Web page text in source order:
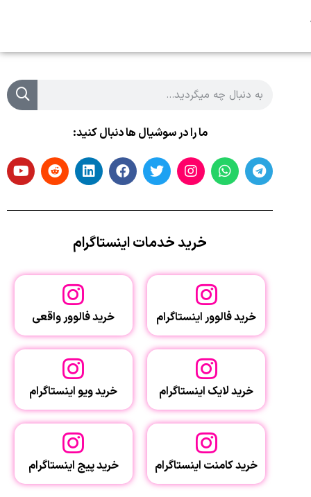
ما را در سوشیال ها دنبال کنید:
خرید خدمات اینستاگرام
خرید فالوور اینستاگرام خرید فالوور واقعی
خرید لایک اینستاگرام خرید ویو اینستاگرام
خرید کامنت اینستاگرام خرید پیج اینستاگرام